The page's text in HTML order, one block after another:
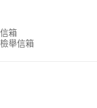
箱
舉信箱